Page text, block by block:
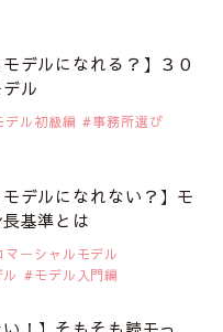
モデルになれる？】３０
ル
デル初級編
事務所選び
モデルになれない？】モ
基準とは
マーシャルモデル
モデル入門編